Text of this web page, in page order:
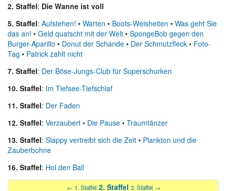
2. Staffel: Die Wanne ist voll
5. Staffel: Aufstehen! • Warten • Boots-Weisheiten • Was geht Sie
das an! • Geld quatscht mit der Welt • SpongeBob gegen den
Burger-Aparillo • Donut der Schande • Der Schmutzfleck • Foto-
Tag • Patrick zahlt nicht
7. Staffel: Der Böse-Jungs-Club für Superschurken
10. Staffel: Im Tiefsee-Tiefschlaf
11. Staffel: Der Faden
12. Staffel: Verzaubert • Die Pause • Traumtänzer
13. Staffel: Slappy vertreibt sich die Zeit • Plankton und die
Zauberbohne
16. Staffel: Hol den Ball
← 1. Staffel 2. Staffel 3. Staffel →